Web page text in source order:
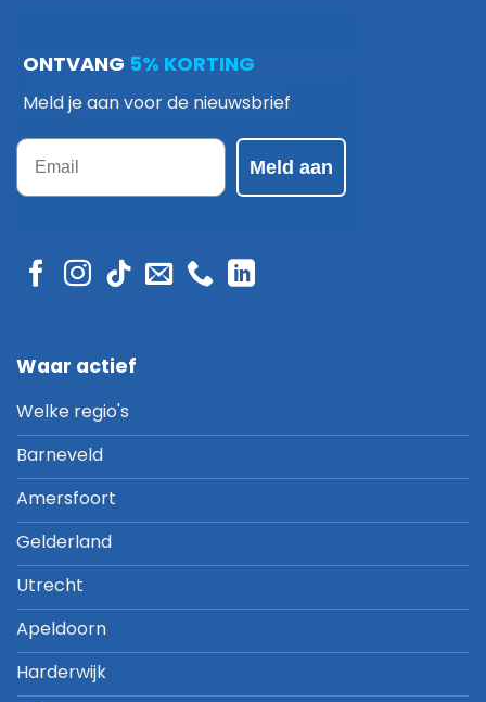
ONTVANG 5% KORTING
Meld je aan voor de nieuwsbrief
Email
Meld aan
Waar actief
Welke regio's
Barneveld
Amersfoort
Gelderland
Utrecht
Apeldoorn
Harderwijk